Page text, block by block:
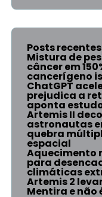
Posts recentes
Mistura de
câncer em
cancerígeno
ChatGPT
prejudica a
aponta
Artemis II
astronautas
quebra
espacial
Aquecimento
para
climáticas
Artemis 2
Mentira e não